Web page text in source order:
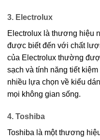
3. Electrolux
Electrolux là thương hiệu
được biết đến với chất
của Electrolux thường
sạch và tính năng tiết
nhiều lựa chọn về kiểu
mọi không gian sống.
4. Toshiba
Toshiba là một thương